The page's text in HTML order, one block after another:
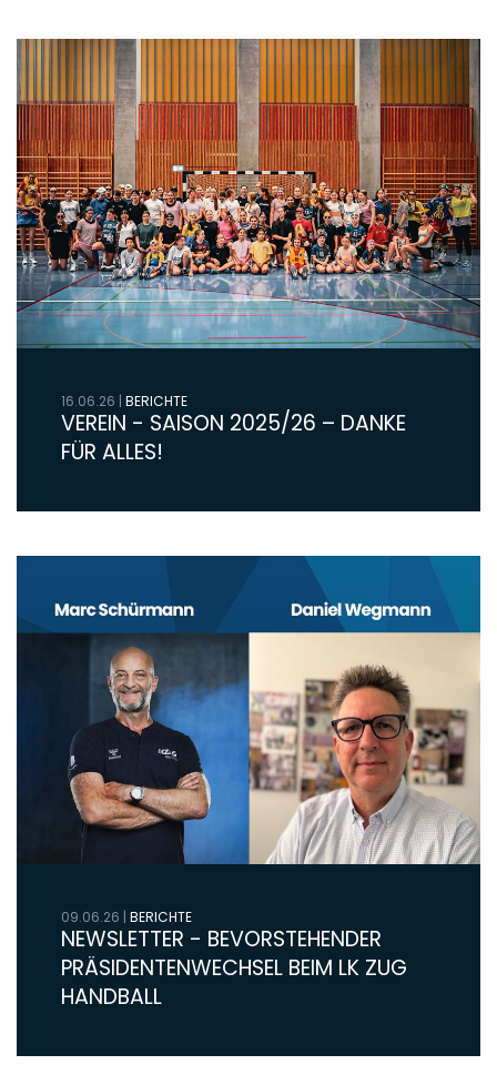
16.06.26 | BERICHTE
VEREIN - SAISON 2025/26 – DANKE
FÜR ALLES!
09.06.26 | BERICHTE
NEWSLETTER - BEVORSTEHENDER
PRÄSIDENTENWECHSEL BEIM LK ZUG
HANDBALL